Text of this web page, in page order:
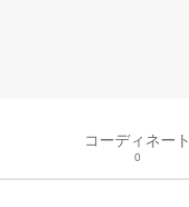
コーディネート
0